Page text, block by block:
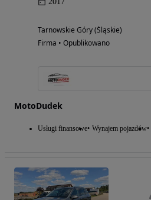
Tarnowskie Góry (Śląskie)
Firma • Opublikowano
MotoDudek
Usługi finansowe Wynajem pojazdów